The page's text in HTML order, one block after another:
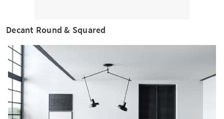
Decant Round & Squared